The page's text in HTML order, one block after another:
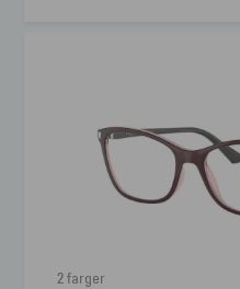
2 farger